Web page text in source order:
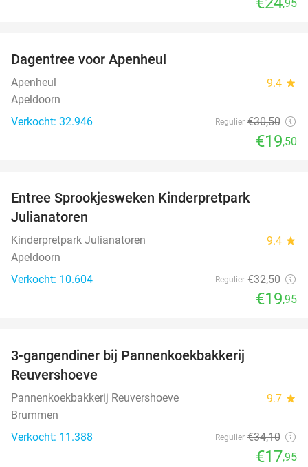
,95
Dagentree voor Apenheul
Apenheul 9.4 star
Apeldoorn
Verkocht: 32.946
Regulier €30,50
€19,50
Entree Sprookjesweken Kinderpretpark
Julianatoren
Kinderpretpark Julianatoren 9.4 star
Apeldoorn
Verkocht: 10.604
Regulier €32,50
€19,95
3-gangendiner bij Pannenkoekbakkerij
Reuvershoeve
Pannenkoekbakkerij Reuvershoeve 9.7 star
Brummen
Verkocht: 11.388
Regulier €34,10
€17,95